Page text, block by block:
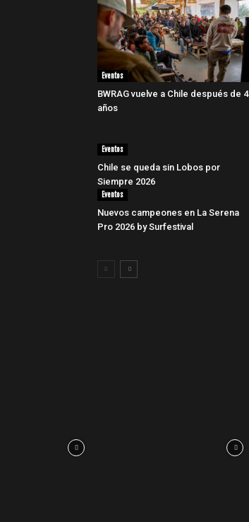
Eventos
BWRAG vuelve a Chile después de 4
años
Eventos
Chile se queda sin Lobos por
Siempre 2026
Eventos
Nuevos campeones en La Serena
Pro 2026 by Surfestival